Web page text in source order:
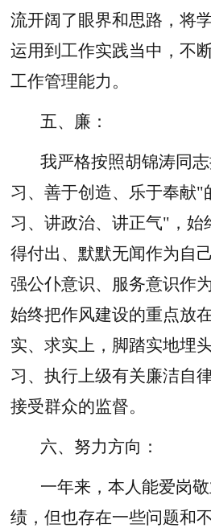
流开阔了眼界和思路，将
运用到工作实践当中，不
工作管理能力。
五、廉：
我严格按照胡锦涛同
习、善于创造、乐于奉献"
习、讲政治、讲正气"，始
得付出、默默无闻作为自
强公仆意识、服务意识作
始终把作风建设的重点放
实、求实上，脚踏实地埋
习、执行上级有关廉洁自
接受群众的监督。
六、努力方向：
一年来，本人能爱岗
绩，但也存在一些问题和